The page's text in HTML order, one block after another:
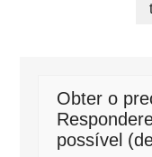
Obter o
possível